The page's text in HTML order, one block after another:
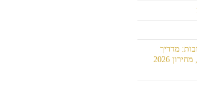
מדריך
לבחירת מצבה, מחירון 2026